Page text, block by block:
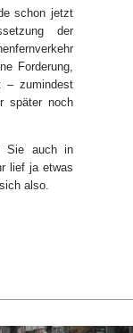
schon jetzt
der
Forderung,
– zumindest
später noch
Sie auch in
lief ja etwas
also.